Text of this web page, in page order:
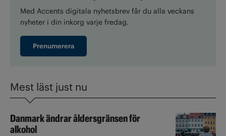
Med Accents digitala nyhetsbrev får du alla veckans
nyheter i din inkorg varje fredag.
Prenumerera
Mest läst just nu
Danmark ändrar åldersgränsen för
alkohol